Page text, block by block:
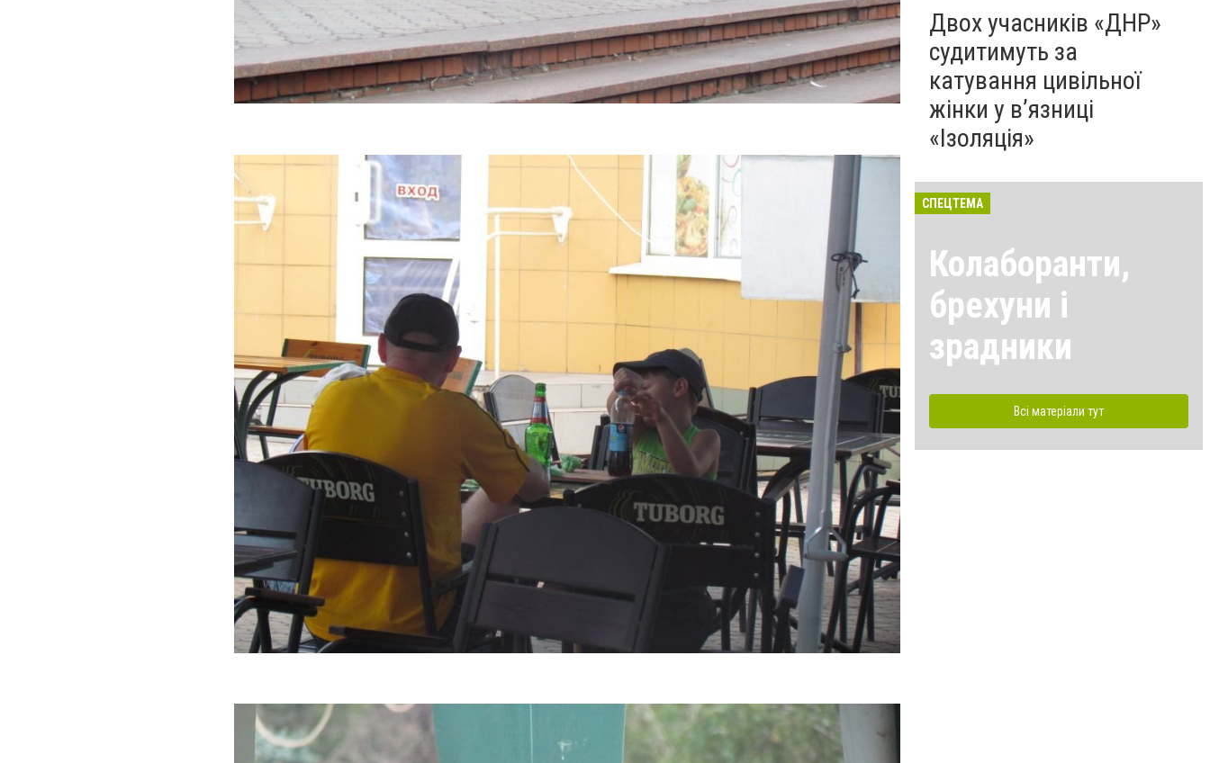
Двох учасників «ДНР»
судитимуть за
катування цивільної
жінки у в’язниці
«Ізоляція»
СПЕЦТЕМА
Колаборанти,
брехуни і
зрадники
Всі матеріали тут